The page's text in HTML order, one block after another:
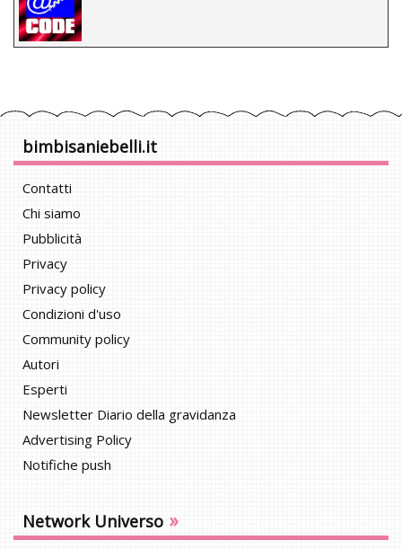
bimbisaniebelli.it
Contatti
Chi siamo
Pubblicità
Privacy
Privacy policy
Condizioni d'uso
Community policy
Autori
Esperti
Newsletter Diario della gravidanza
Advertising Policy
Notifiche push
Network Universo »